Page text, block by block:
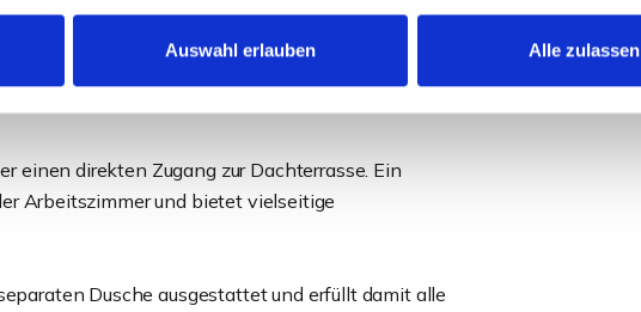
Auswahl erlauben Alle zulassen
Genießen. Ein integrierter Essbereich macht sie
befindet sich ein praktischer
einen direkten Zugang zur Dachterrasse. Ein
Arbeitszimmer und bietet vielseitige
Dusche ausgestattet und erfüllt damit alle